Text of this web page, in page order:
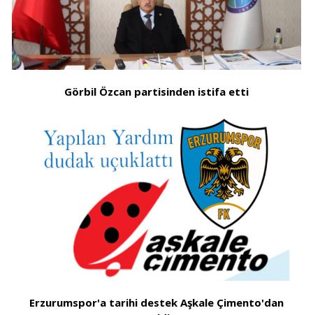
Görbil Özcan partisinden istifa etti
Erzurumspor'a tarihi destek Aşkale Çimento'dan